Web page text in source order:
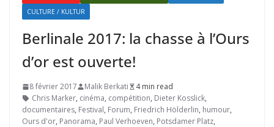
CULTURE / KULTUR
Berlinale 2017: la chasse à l’Ours
d’or est ouverte!
8 février 2017 Malik Berkati
4 min read
Chris Marker, cinéma, compétition, Dieter Kosslick,
documentaires, Festival, Forum, Friedrich Hölderlin, humour,
Ours d'or, Panorama, Paul Verhoeven, Potsdamer Platz,